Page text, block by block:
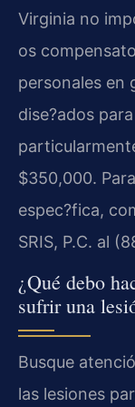
Virginia no
os
personales en
dise?ados
$350,000.
espec?fica,
SRIS, P.C. al
¿Qué debo
sufrir una
Busque
las lesiones